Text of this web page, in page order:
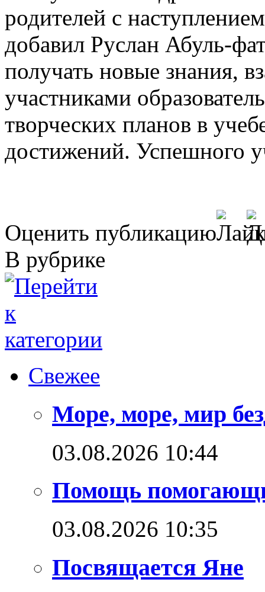
родителей с
добавил Руслан Абуль-
получать новые знания,
участниками
творческих планов в
достижений. Успешного
Оценить публикацию
В рубрике
Свежее
Море, море, мир
03.08.2026 10:44
Помощь
03.08.2026 10:35
Посвящается Яне